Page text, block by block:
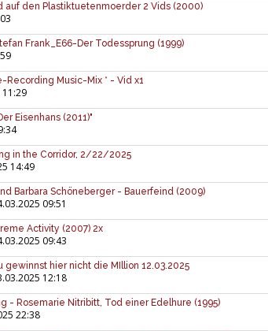
auf den Plastiktuetenmoerder 2 Vids (2000)
Frank_E66-Der Todessprung (1999)
Recording Music-Mix * - Vid x1
Eisenhans (2011)"
in the Corridor, 2/22/2025
14:49
Barbara Schöneberger - Bauerfeind (2009)
09:51
Activity (2007) 2x
09:43
gewinnst hier nicht die MIllion 12.03.2025
12:18
- Rosemarie Nitribitt, Tod einer Edelhure (1995)
22:38